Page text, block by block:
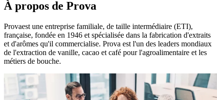
À propos de Prova
Provaest une entreprise familiale, de taille intermédiaire (ETI),
française, fondée en 1946 et spécialisée dans la fabrication d'extraits
et d'arômes qu'il commercialise. Prova est l'un des leaders mondiaux
de l'extraction de vanille, cacao et café pour l'agroalimentaire et les
métiers de bouche.